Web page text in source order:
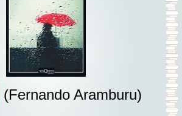
(Fernando Aramburu)